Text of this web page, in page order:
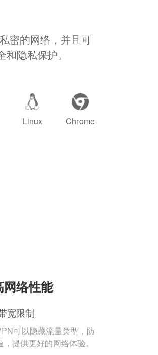
密的网络，并且可
隐私保护。
Linux Chrome
网络性能
宽限制
可以隐藏流量类型，防
，提供更好的网络体验。